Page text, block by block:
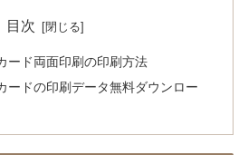
目次
ード両面印刷の印刷方法
ードの印刷データ無料ダウンロー